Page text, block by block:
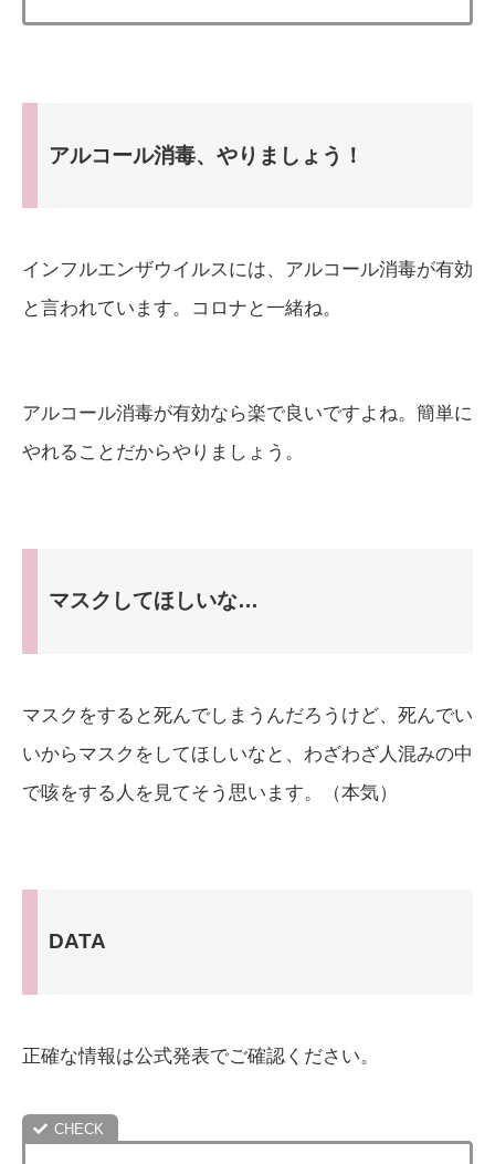
アルコール消毒、やりましょう！
インフルエンザウイルスには、アルコール消毒が有効
と言われています。コロナと一緒ね。
アルコール消毒が有効なら楽で良いですよね。簡単に
やれることだからやりましょう。
マスクしてほしいな…
マスクをすると死んでしまうんだろうけど、死んでい
いからマスクをしてほしいなと、わざわざ人混みの中
で咳をする人を見てそう思います。（本気）
DATA
正確な情報は公式発表でご確認ください。